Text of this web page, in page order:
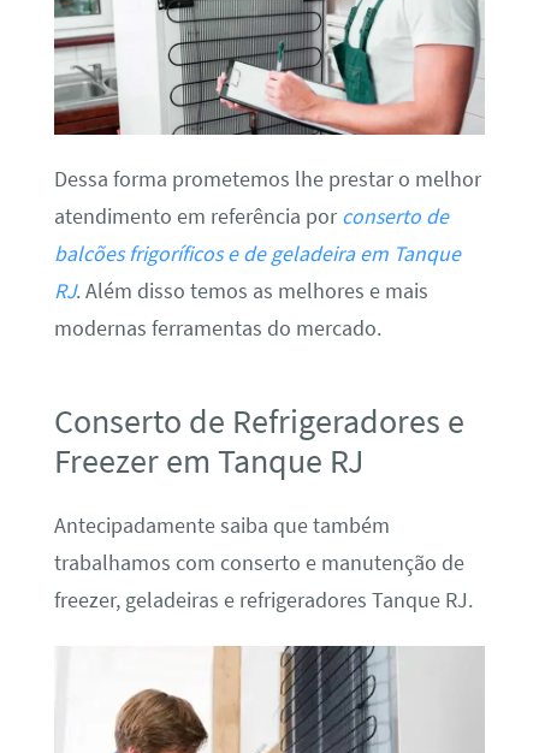
Dessa forma prometemos lhe prestar o melhor
atendimento em referência porconserto de
balcões frigoríficos e de geladeira em Tanque
RJ. Além disso temos as melhores e mais
modernas ferramentas do mercado.
Conserto de Refrigeradores e
Freezer em Tanque RJ
Antecipadamente saiba que também
trabalhamos com conserto e manutenção de
freezer, geladeiras e refrigeradores Tanque RJ.